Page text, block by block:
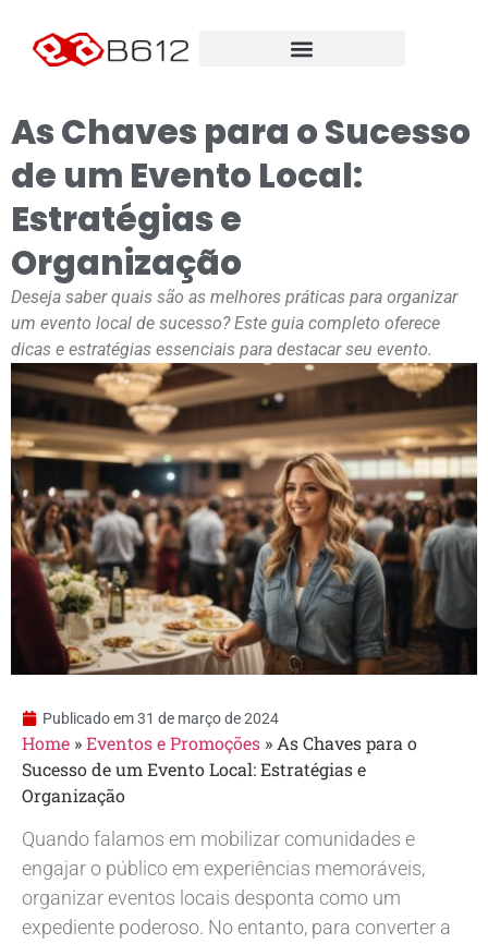
As Chaves para o Sucesso
de um Evento Local:
Estratégias e
Organização
Deseja saber quais são as melhores práticas para organizar
um evento local de sucesso? Este guia completo oferece
dicas e estratégias essenciais para destacar seu evento.
Publicado em31 de março de 2024
Home »Eventos e Promoções » As Chaves para o
Sucesso de um Evento Local: Estratégias e
Organização
Quando falamos em mobilizar comunidades e
engajar o público em experiências memoráveis,
organizar eventos locais desponta como um
expediente poderoso. No entanto, para converter a